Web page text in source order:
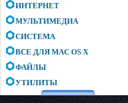
ИНТЕРНЕТ
МУЛЬТИМЕДИА
СИСТЕМА
ВСЕ ДЛЯ MAC OS X
ФАЙЛЫ
УТИЛИТЫ